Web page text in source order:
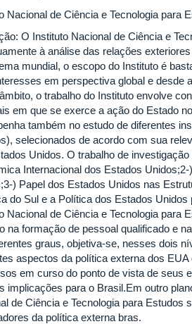
Nacional de Ciência e Tecnologia para
O Instituto Nacional de Ciência e
à análise das relações
mundial, o escopo do Instituto é
em perspectiva global e desde
o trabalho do Instituto envolve
em que se exerce a ação do Estado
também no estudo de diferentes
selecionados de acordo com sua
Unidos. O trabalho de
Internacional dos Estados
) Papel dos Estados Unidos nas
do Sul e a Política dos Estados
Nacional de Ciência e Tecnologia para
na formação de pessoal qualificado e
graus, objetiva-se, nesses dois
aspectos da política externa dos
em curso do ponto de vista de seus
implicações para o Brasil.Em outro
de Ciência e Tecnologia para
da política externa bras.